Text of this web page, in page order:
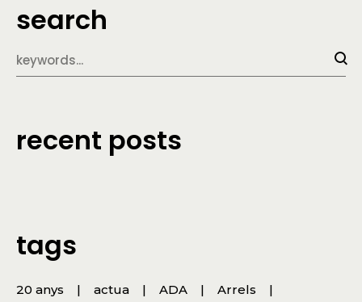
search
recent posts
tags
20 anys actua ADA
Arrels